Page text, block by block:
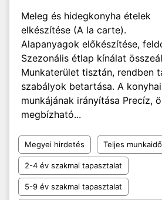
Meleg és hidegkonyha ételek
elkészítése (A la carte).
Alapanyagok előkészítése,
Szezonális étlap kínálat
Munkaterület tisztán, rendben
szabályok betartása. A
munkájának irányítása Precíz,
megbízható...
Megyei hirdetés Teljes
2-4 év szakmai tapasztalat
5-9 év szakmai tapasztalat